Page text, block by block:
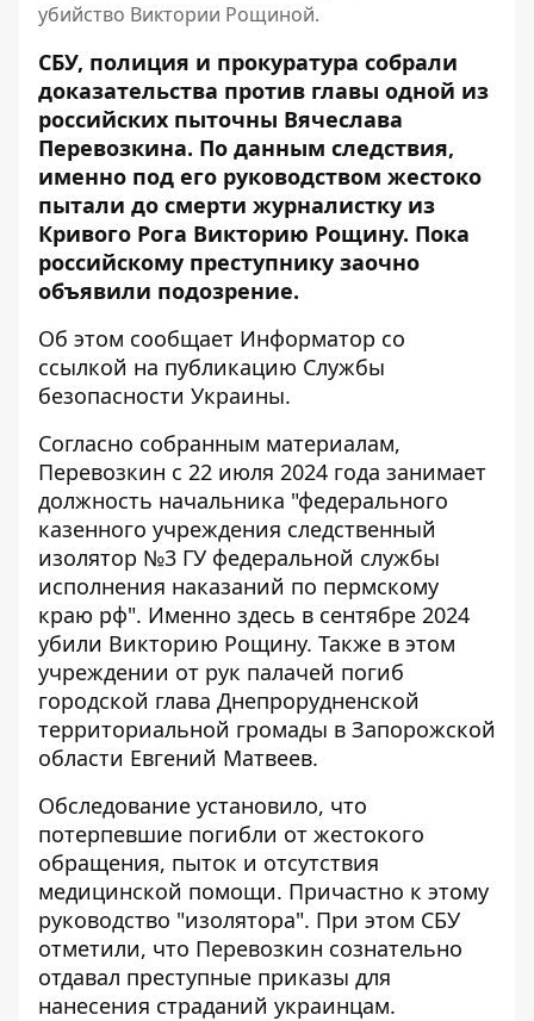
убийство Виктории Рощиной.
СБУ, полиция и прокуратура собрали
доказательства против главы одной из
российских пыточны Вячеслава
Перевозкина. По данным следствия,
именно под его руководством жестоко
пытали до смерти журналистку из
Кривого Рога Викторию Рощину. Пока
российскому преступнику заочно
объявили подозрение.
Об этом сообщает Информатор со
ссылкой на публикацию Службы
безопасности Украины.
Согласно собранным материалам,
Перевозкин с 22 июля 2024 года занимает
должность начальника "федерального
казенного учреждения следственный
изолятор №3 ГУ федеральной службы
исполнения наказаний по пермскому
краю рф". Именно здесь в сентябре 2024
убили Викторию Рощину. Также в этом
учреждении от рук палачей погиб
городской глава Днепрорудненской
территориальной громады в Запорожской
области Евгений Матвеев.
Обследование установило, что
потерпевшие погибли от жестокого
обращения, пыток и отсутствия
медицинской помощи. Причастно к этому
руководство "изолятора". При этом СБУ
отметили, что Перевозкин сознательно
отдавал преступные приказы для
нанесения страданий украинцам.